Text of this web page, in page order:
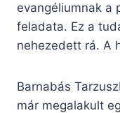
evangéliumnak a
feladata. Ez a
nehezedett rá. A
Barnabás
már megalakult